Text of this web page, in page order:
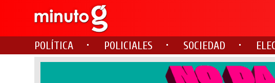
POLÍTICA POLICIALES SOCIEDAD